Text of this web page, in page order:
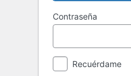
Contraseña
Recuérdame